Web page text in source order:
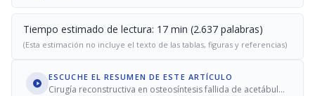
Tiempo estimado de lectura: 17 min (2.637 palabras)
(Esta estimación no incluye el texto de las tablas, figuras y referencias)
ESCUCHE EL RESUMEN DE ESTE ARTÍCULO
Cirugía reconstructiva en osteosíntesis fallida de acetábulo.